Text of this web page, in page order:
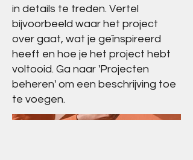
in details te treden. Vertel
bijvoorbeeld waar het project
over gaat, wat je geïnspireerd
heeft en hoe je het project hebt
voltooid. Ga naar 'Projecten
beheren' om een beschrijving toe
te voegen.